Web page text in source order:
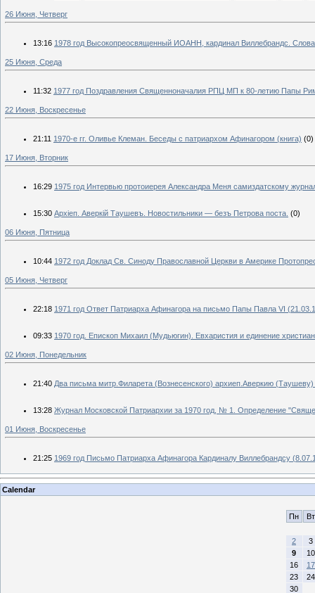
26 Июня, Четверг
13:16 1978 год Высокопреосвященный ИОАНН, кардинал Виллебрандс.
25 Июня, Среда
11:32 1977 год Поздравления Священноначалия РПЦ МП к 80-летию Папы
22 Июня, Воскресенье
21:11 1970-е гг. Оливье Клеман. Беседы с патриархом Афинагором (книга) (0)
17 Июня, Вторник
16:29 1975 год Интервью протоиерея Александра Меня самиздатскому
15:30 Архіеп. Аверкій Таушевъ. Новостильники — безъ Петрова поста. (0)
06 Июня, Пятница
10:44 1972 год Доклад Св. Синоду Православной Церкви в Америке
05 Июня, Четверг
22:18 1971 год Ответ Патриарха Афинагора на письмо Папы Павла VI
09:33 1970 год. Епископ Михаил (Мудьюгин). Евхаристия и единение христиан
02 Июня, Понедельник
21:40 Два письма митр.Филарета (Вознесенского) архиеп.Аверкию
13:28 Журнал Московской Патриархии за 1970 год, № 1. Определение
01 Июня, Воскресенье
21:25 1969 год Письмо Патриарха Афинагора Кардиналу Виллебрандсу
Calendar
Пн Вт
2
3
9
10
16
17
23
24
30